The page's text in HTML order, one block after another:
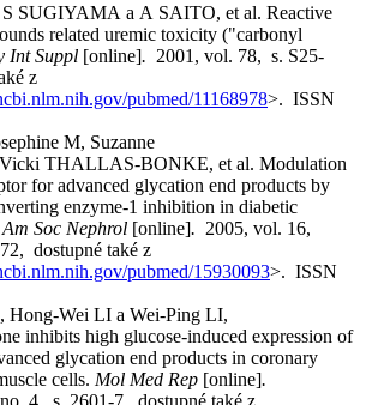
SUGIYAMA a A SAITO, et al. Reactive
related uremic toxicity ("carbonyl
Int Suppl [online]. 2001, vol. 78, s. S25-
z
pubmed/11168978>. ISSN
M, Suzanne
THALLAS-BONKE, et al. Modulation
for advanced glycation end products by
enzyme-1 inhibition in diabetic
Soc Nephrol [online]. 2005, vol. 16,
dostupné také z
pubmed/15930093>. ISSN
Hong-Wei LI a Wei-Ping LI,
inhibits high glucose-induced expression of
glycation end products in coronary
cells. Mol Med Rep [online].
4, s. 2601-7, dostupné také z